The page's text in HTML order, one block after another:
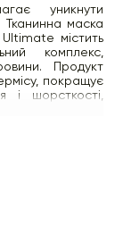
уникнути
Тканинна маска
містить
комплекс,
Продукт
покращує
і шорсткості,
міцний
запобігає